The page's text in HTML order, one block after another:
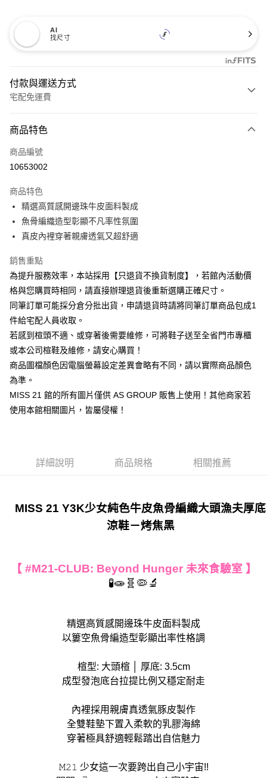
AI
找尺寸
付款與運送方式
宅配免運費
信用卡一次付款
信用卡分期付款
合作金庫商業銀行
華南商業銀行
上海商業儲蓄銀行
國泰世華商業銀行
匯豐（台灣）商業銀行
聯邦商業銀行
遠東國際商業銀行
元大商業銀行
永豐商業銀行
台新國際商業銀行
中國信託商業銀行
台灣樂天信用卡公司
6 期 0 利率 每期
華南商業銀行
上海商業儲蓄銀行
臺灣中小企業銀行
匯豐（台灣）商業銀行
華泰商業銀行
聯邦商業銀行
遠東國際商業銀行
元大商業銀行
永豐商業銀行
玉山商業銀行
台灣樂天信用卡公司
12 期 0 利率 每期 NT$165
合作金庫商業銀行
上海商業儲蓄銀行
國泰世華商業銀行
兆豐國際商業銀行
臺灣中小企業銀行
台中商業銀行
匯豐（台灣）商業銀行
華泰商業銀行
聯邦商業銀行
遠東國際商業銀行
元大商業銀行
玉山商業銀行
星展（台灣）商業銀行
台新國際商業銀行
LINE Pay
Apple Pay
街口支付
悠遊付
Google Pay
ATM付款
貨到付款
運送方式
付款後全家取貨-固定運費
免運費
商品特色
商品編號
10653002
商品特色
精選高質感開邊珠牛皮面料製成
魚骨編織造型彰顯不凡率性氛圍
真皮內裡穿著親膚透氣又超舒適
銷售重點
為提升服務效率，本站採用【只退貨不換貨制度】，若館內活動價
格與您購買時相同，請直接辦理退貨後重新選購正確尺寸。
同筆訂單可能採分倉分批出貨，申請退貨時請將同筆訂單商品包成1
件給宅配人員收取。
若感到楦頭不適、或穿著後需要維修，可將鞋子送至全省門市專櫃
或本公司楦鞋及維修，請安心購買！
商品圖檔顏色因電腦螢幕設定差異會略有不同，請以實際商品顏色
為準。
MISS 21 館的所有圖片僅供 AS GROUP 販售上使用！其他商家若
使用本館相關圖片，皆屬侵權！
詳細說明 商品規格 相關推薦
MISS 21 Y3K少女純色牛皮魚骨編織大頭漁夫厚底
涼鞋－烤焦黑
【 #M21-CLUB: Beyond Hunger 未來食驗室 】
🧪🧫🧬🦠🔬
精選高質感開邊珠牛皮面料製成
以簍空魚骨編造型彰顯出率性格調
楦型: 大頭楦 │ 厚底: 3.5cm
成型發泡底台拉提比例又穩定耐走
內裡採用親膚真透氣豚皮製作
全雙鞋墊下置入柔軟的乳膠海綿
穿著極具舒適輕鬆踏出自信魅力
𝙼𝟸𝟷 少女這一次要跨出自己小宇宙!!